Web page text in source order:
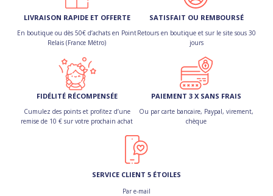
LIVRAISON RAPIDE ET OFFERTE
En boutique ou dès 50€ d’achats en Point
Relais (France Métro)
SATISFAIT OU REMBOURSÉ
Retours en boutique et sur le site sous 30
jours
FIDÉLITÉ RÉCOMPENSÉE
Cumulez des points et profitez d’une
remise de 10 € sur votre prochain achat
PAIEMENT 3 X SANS FRAIS
Ou par carte bancaire, Paypal, virement,
chèque
SERVICE CLIENT 5 ÉTOILES
Par e-mail